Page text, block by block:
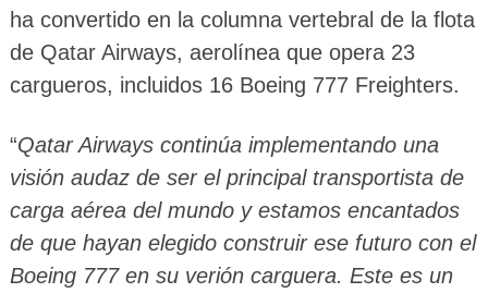
ha convertido en la columna vertebral de la flota
de Qatar Airways, aerolínea que opera 23
cargueros, incluidos 16 Boeing 777 Freighters.
“Qatar Airways continúa implementando una
visión audaz de ser el principal transportista de
carga aérea del mundo y estamos encantados
de que hayan elegido construir ese futuro con el
Boeing 777 en su verión carguera. Este es un